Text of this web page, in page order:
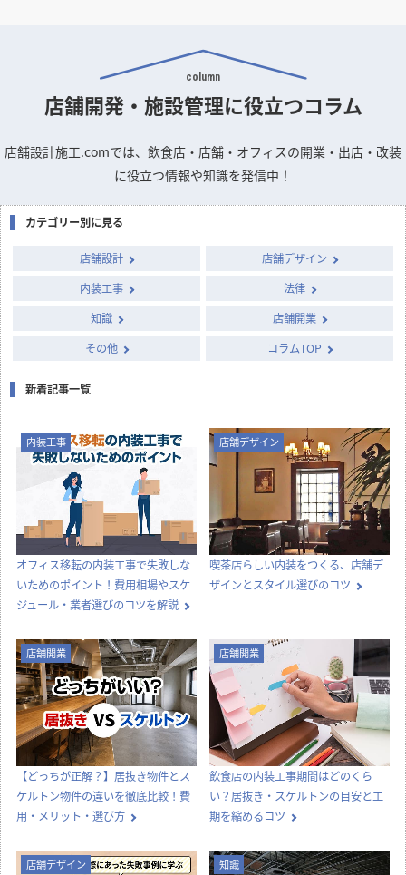
column
店舗開発・施設管理に役立つコラム
店舗設計施工.comでは、飲食店・店舗・オフィスの開業・出店・改装
に役立つ情報や知識を発信中！
カテゴリー別に見る
店舗設計
店舗デザイン
内装工事
法律
知識
店舗開業
その他
コラムTOP
新着記事一覧
内装工事
オフィス移転の内装工事で失敗しな
いためのポイント！費用相場やスケ
ジュール・業者選びのコツを解説
店舗デザイン
喫茶店らしい内装をつくる、店舗デ
ザインとスタイル選びのコツ
店舗開業
【どっちが正解？】居抜き物件とス
ケルトン物件の違いを徹底比較！費
用・メリット・選び方
店舗開業
飲食店の内装工事期間はどのくら
い？居抜き・スケルトンの目安と工
期を縮めるコツ
店舗デザイン 知識